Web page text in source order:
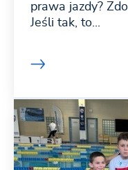
prawa jazdy?
Jeśli tak, to...